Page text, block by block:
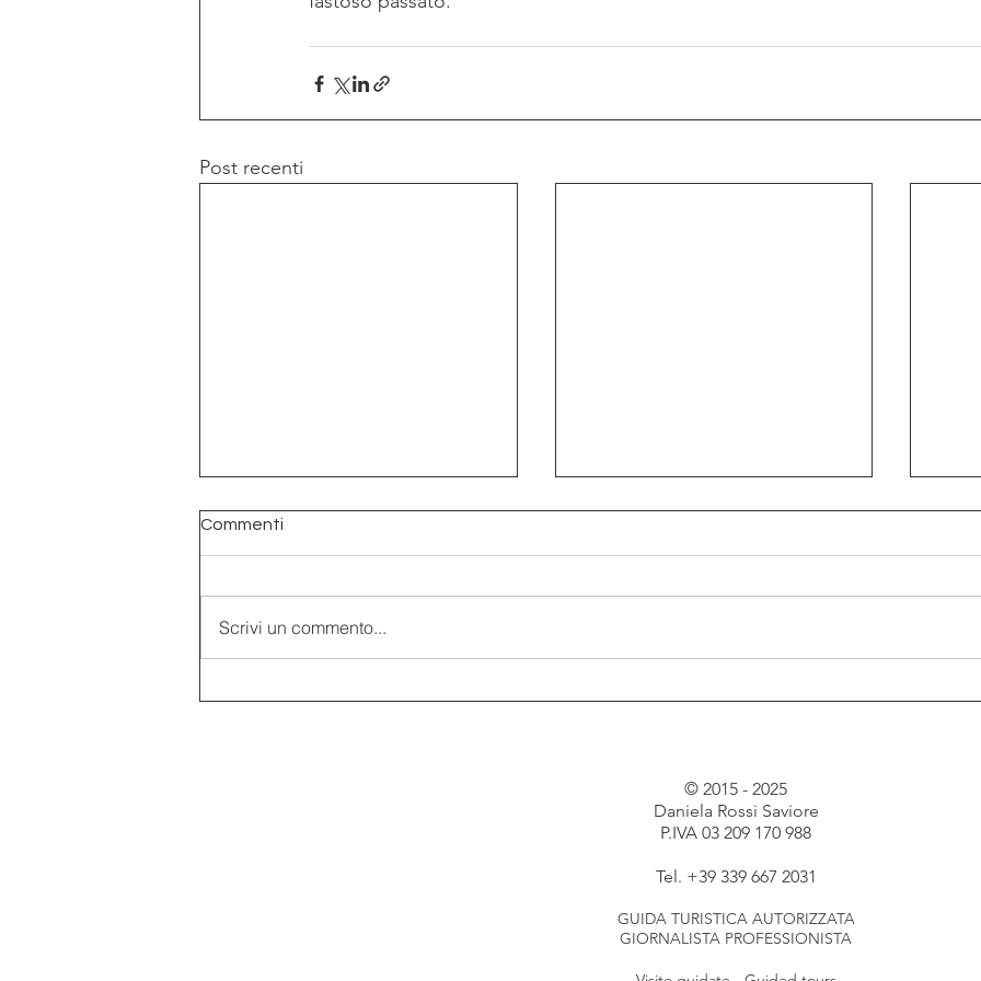
Post recenti
Commenti
Scrivi un commento...
© 2015 - 2025
Daniela Rossi Saviore
P.IVA 03 209 170 988
Tel. +39 339 667 2031
GUIDA TURISTICA AUTORIZZATA
GIORNALISTA PROFESSIONISTA